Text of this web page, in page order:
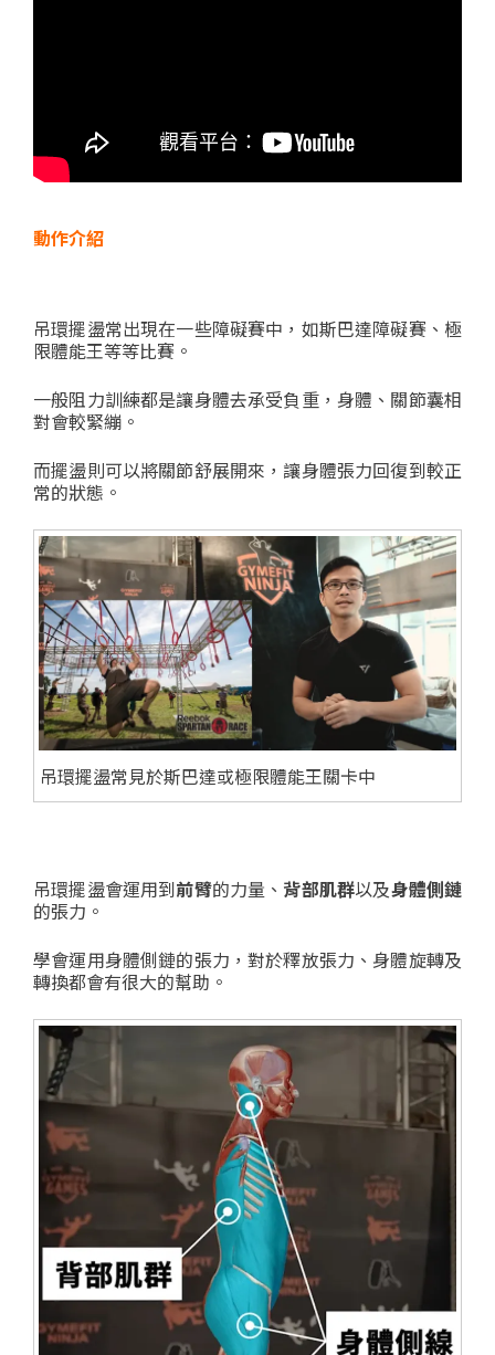
動作介紹
吊環擺盪常出現在一些障礙賽中，如斯巴達障礙賽、極
限體能王等等比賽。
一般阻力訓練都是讓身體去承受負重，身體、關節囊相
對會較緊繃。
而擺盪則可以將關節舒展開來，讓身體張力回復到較正
常的狀態。
吊環擺盪常見於斯巴達或極限體能王關卡中
吊環擺盪會運用到前臂的力量、 背部肌群以及身體側鏈
的張力。
學會運用身體側鏈的張力，對於釋放張力、身體旋轉及
轉換都會有很大的幫助。